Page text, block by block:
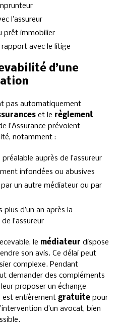
l’assureur
prêt immobilier
rapport avec le litige
d’une
pas automatiquement
et le règlement
l’Assurance prévoient
notamment :
auprès de l’assureur
infondées ou abusives
un autre médiateur ou par
d’un an après la
l’assureur
le médiateur dispose
son avis. Ce délai peut
complexe. Pendant
demander des compléments
proposer un échange
est entièrement gratuite pour
d’un avocat, bien